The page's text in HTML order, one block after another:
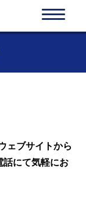
ェブサイトから
話にて気軽にお